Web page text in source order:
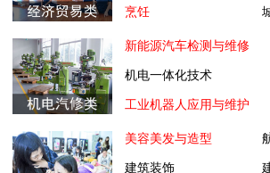
烹饪
新能源汽车检测与维修
机电一体化技术
工业机器人应用与维护
美容美发与造型
建筑装饰